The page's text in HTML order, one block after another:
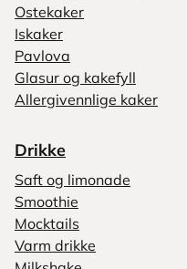
Ostekaker
Iskaker
Pavlova
Glasur og kakefyll
Allergivennlige kaker
Drikke
Saft og limonade
Smoothie
Mocktails
Varm drikke